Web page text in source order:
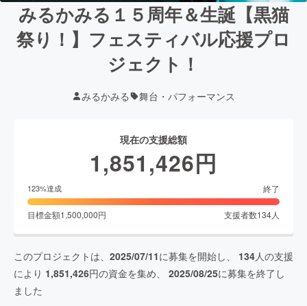
みるかみる１５周年＆生誕【黒猫
祭り！】フェスティバル応援プロ
ジェクト！
みるかみる 舞台・パフォーマンス
現在の支援総額
1,851,426円
123%達成 終了
目標金額1,500,000円 支援者数134人
このプロジェクトは、 2025/07/11に募集を開始し、 134人の支援
により 1,851,426円の資金を集め、 2025/08/25に募集を終了し
ました